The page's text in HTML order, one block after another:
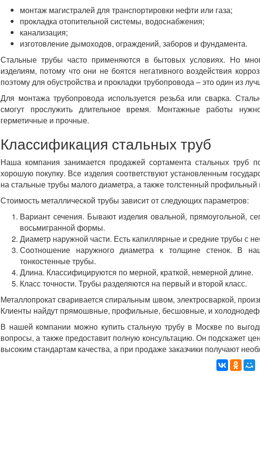
монтаж магистралей для транспортировки нефти или газа;
прокладка отопительной системы, водоснабжения;
канализация;
изготовление дымоходов, ограждений, заборов и фундамента.
Стальные трубы часто применяются в бытовых условиях. Но
изделиям, потому что они не боятся негативного воздействия
поэтому для обустройства и прокладки трубопровода – это один из
Для монтажа трубопровода используется резьба или сварка.
смогут прослужить длительное время. Монтажные работы
герметичные и прочные.
Классификация стальных труб
Наша компания занимается продажей сортамента стальных труб
хорошую покупку. Все изделия соответствуют установленным
на стальные трубы малого диаметра, а также толстенный профильный
Стоимость металлической трубы зависит от следующих параметров:
Вариант сечения. Бывают изделия овальной, прямоугольной,
восьмигранной формы.
Диаметр наружной части. Есть капиллярные и средние трубы с
Соотношение наружного диаметра к толщине стенок. В
тонкостенные трубы.
Длина. Классифицируются по мерной, краткой, немерной длине.
Класс точности. Трубы разделяются на первый и второй класс.
Металлопрокат сваривается спиральным швом, электросваркой,
Клиенты найдут прямошвные, профильные, бесшовные, и
В нашей компании можно купить стальную трубу в Москве по
вопросы, а также предоставит полную консультацию. Он подскажет
высоким стандартам качества, а при продаже заказчики получают